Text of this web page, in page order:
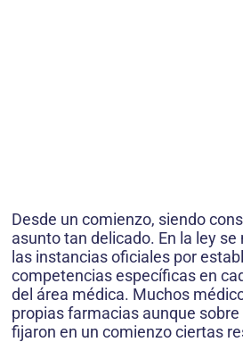
Desde un comienzo, siendo
asunto tan delicado. En la ley
las instancias oficiales por
competencias específicas en
del área médica. Muchos
propias farmacias aunque
fijaron en un comienzo ciertas